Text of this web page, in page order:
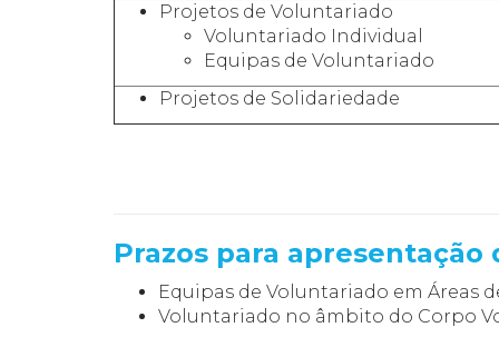
Projetos de Voluntariado
Voluntariado Individual
Equipas de Voluntariado
Projetos de Solidariedade
Prazos para apresentação
Equipas de Voluntariado em Áreas
Voluntariado no âmbito do Corpo